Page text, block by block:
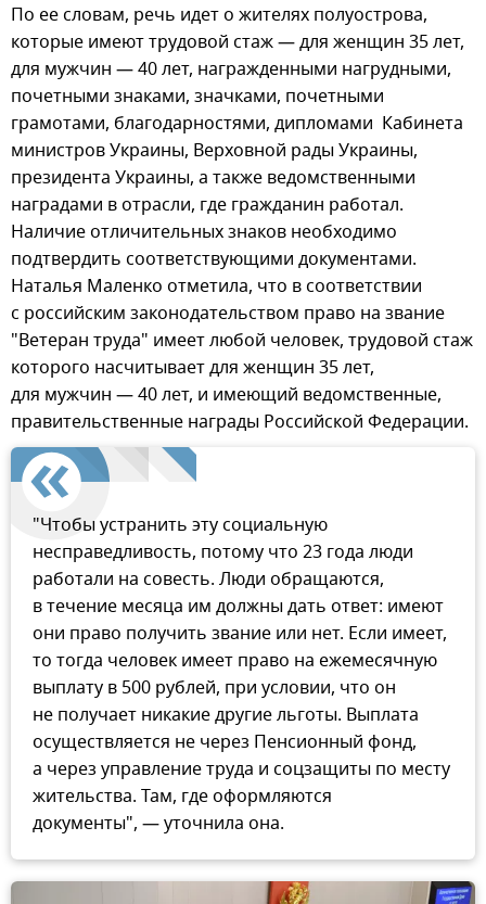
По ее словам, речь идет о жителях полуострова,
которые имеют трудовой стаж — для женщин 35 лет,
для мужчин — 40 лет, награжденными нагрудными,
почетными знаками, значками, почетными
грамотами, благодарностями, дипломами Кабинета
министров Украины, Верховной рады Украины,
президента Украины, а также ведомственными
наградами в отрасли, где гражданин работал.
Наличие отличительных знаков необходимо
подтвердить соответствующими документами.
Наталья Маленко отметила, что в соответствии
с российским законодательством право на звание
"Ветеран труда" имеет любой человек, трудовой стаж
которого насчитывает для женщин 35 лет,
для мужчин — 40 лет, и имеющий ведомственные,
правительственные награды Российской Федерации.
"Чтобы устранить эту социальную
несправедливость, потому что 23 года люди
работали на совесть. Люди обращаются,
в течение месяца им должны дать ответ: имеют
они право получить звание или нет. Если имеет,
то тогда человек имеет право на ежемесячную
выплату в 500 рублей, при условии, что он
не получает никакие другие льготы. Выплата
осуществляется не через Пенсионный фонд,
а через управление труда и соцзащиты по месту
жительства. Там, где оформляются
документы", — уточнила она.